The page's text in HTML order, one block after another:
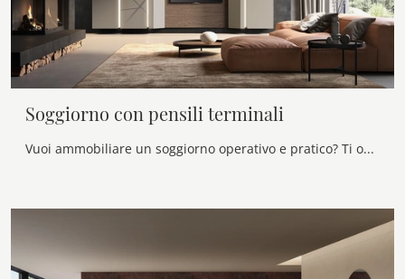
Soggiorno con pensili terminali
Vuoi ammobiliare un soggiorno operativo e pratico? Ti offriamo la parete attrezzata Soggiorno con pensili terminali Voltan dalle linee decise moderne.